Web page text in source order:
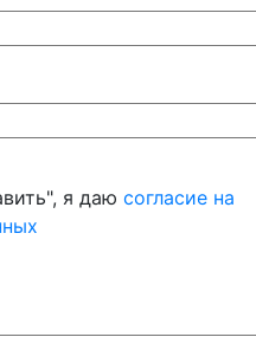
я даю согласие на